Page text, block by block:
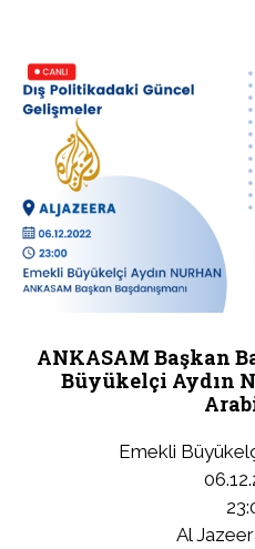
ANKASAM Başkan
Büyükelçi Aydın
Emekli
Al